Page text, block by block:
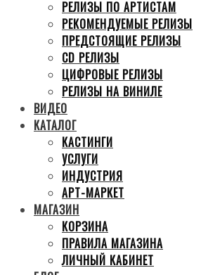
РЕЛИЗЫ ПО АРТИСТАМ
РЕКОМЕНДУЕМЫЕ РЕЛИЗЫ
ПРЕДСТОЯЩИЕ РЕЛИЗЫ
CD РЕЛИЗЫ
ЦИФРОВЫЕ РЕЛИЗЫ
РЕЛИЗЫ НА ВИНИЛЕ
ВИДЕО
КАТАЛОГ
КАСТИНГИ
УСЛУГИ
ИНДУСТРИЯ
АРТ-МАРКЕТ
МАГАЗИН
КОРЗИНА
ПРАВИЛА МАГАЗИНА
ЛИЧНЫЙ КАБИНЕТ